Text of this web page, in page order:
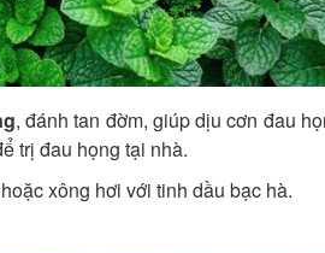
, đánh tan đờm, giúp dịu cơn đau
trị đau họng tại nhà.
xông hơi với tinh dầu bạc hà.